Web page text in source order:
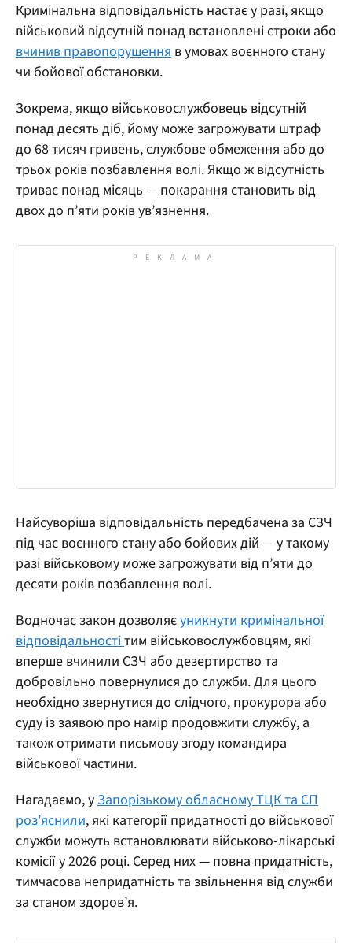
Кримінальна відповідальність настає у разі, якщо
військовий відсутній понад встановлені строки або
вчинив правопорушення в умовах воєнного стану
чи бойової обстановки.
Зокрема, якщо військовослужбовець відсутній
понад десять діб, йому може загрожувати штраф
до 68 тисяч гривень, службове обмеження або до
трьох років позбавлення волі. Якщо ж відсутність
триває понад місяць — покарання становить від
двох до п’яти років ув’язнення.
Найсуворіша відповідальність передбачена за СЗЧ
під час воєнного стану або бойових дій — у такому
разі військовому може загрожувати від п’яти до
десяти років позбавлення волі.
Водночас закон дозволяєуникнути кримінальної
відповідальностітим військовослужбовцям, які
вперше вчинили СЗЧ або дезертирство та
добровільно повернулися до служби. Для цього
необхідно звернутися до слідчого, прокурора або
суду із заявою про намір продовжити службу, а
також отримати письмову згоду командира
військової частини.
Нагадаємо, уЗапорізькому обласному ТЦК та СП
роз’яснили, які категорії придатності до військової
служби можуть встановлювати військово-лікарські
комісії у 2026 році. Серед них — повна придатність,
тимчасова непридатність та звільнення від служби
за станом здоров’я.